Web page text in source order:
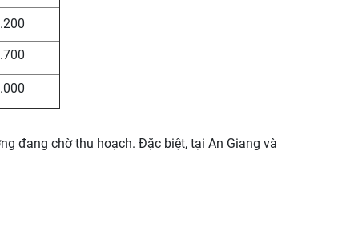
đang chờ thu hoạch. Đặc biệt, tại An Giang và